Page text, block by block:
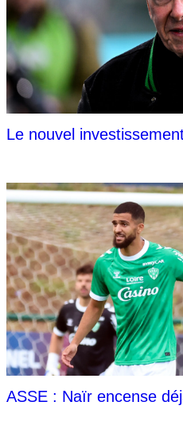
Le nouvel
ASSE : Naïr encense